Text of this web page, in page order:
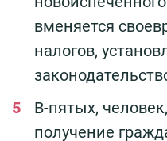
вменяется
налогов,
В-пятых,
получение